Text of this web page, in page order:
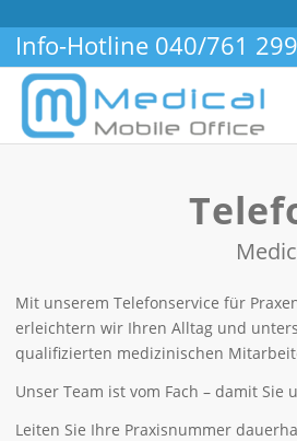
Info-Hotline 040/761
Mit unserem Telefonservice für
erleichtern wir Ihren Alltag und
qualifizierten medizinischen
Unser Team ist vom Fach – damit
Leiten Sie Ihre Praxisnummer